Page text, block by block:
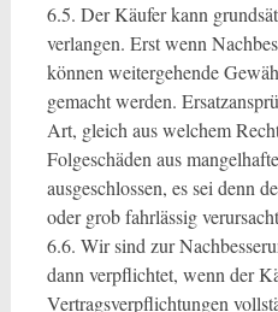
6.5. Der Käufer kann
verlangen. Erst wenn
können weitergehende
gemacht werden.
Art, gleich aus welchem
Folgeschäden aus
ausgeschlossen, es sei denn
oder grob fahrlässig
6.6. Wir sind zur
dann verpflichtet, wenn der
Vertragsverpflichtungen